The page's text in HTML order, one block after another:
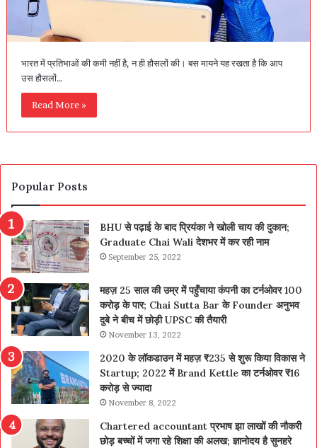
भारत में प्रतिभाओं की कमी नहीं है, न ही हौसलों की। बस मायने यह रखता है कि आप
उस हौसलों…
Read More »
Popular Posts
BHU से पढ़ाई के बाद प्रियंका ने खोली चाय की दुकान;
Graduate Chai Wali देशभर में कर रही नाम
September 25, 2022
महज़ 25 साल की उम्र में पहुँचाया कंपनी का टर्नओवर 100
करोड़ के पार; Chai Sutta Bar के Founder अनुभव
दुबे ने बीच में छोड़ी UPSC की तैयारी
November 13, 2022
2020 के लॉकडाउन में महज़ ₹235 से शुरू किया विकास ने
Startup; 2022 में Brand Kettle का टर्नओवर ₹16
करोड़ से ज्यादा
November 8, 2022
Chartered accountant प्रभाष झा लाखों की नौकरी
छोड़ बच्चों में जगा रहे शिक्षा की अलख; ज्ञानोदय है सुनहरे